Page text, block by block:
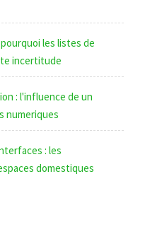
les listes de
incertitude
: l'influence de un
numeriques
: les
domestiques